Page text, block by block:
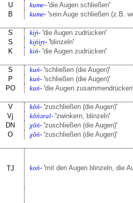
U
kume- 'die Augen schließen'
B
kume- 'sein Auge schließen (z.B.
S ki̮ń- 'die Augen zudrücken'
S
ki̮ńi̮rt- 'blinzeln'
K
kiń- 'die Augen zudrücken'
S kuń- 'schließen (die Augen)'
P
kuń- 'schließen (die Augen)'
PO
ku̇ń- 'die Augen zusammendrücken'
V kŏń- 'zuschließen (die Augen)'
Vj
kŏńəral- 'zwinkern, blinzeln'
DN
χŏń- 'zuschließen (die Augen)'
O
χŏń- 'zuschließen (die Augen)'
TJ koń- 'mit den Augen blinzeln, die